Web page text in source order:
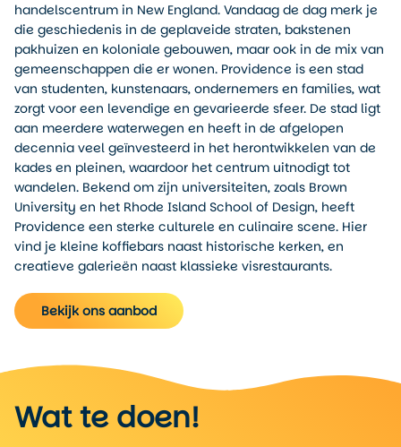
handelscentrum in New England. Vandaag de dag merk je
die geschiedenis in de geplaveide straten, bakstenen
pakhuizen en koloniale gebouwen, maar ook in de mix van
gemeenschappen die er wonen. Providence is een stad
van studenten, kunstenaars, ondernemers en families, wat
zorgt voor een levendige en gevarieerde sfeer. De stad ligt
aan meerdere waterwegen en heeft in de afgelopen
decennia veel geïnvesteerd in het herontwikkelen van de
kades en pleinen, waardoor het centrum uitnodigt tot
wandelen. Bekend om zijn universiteiten, zoals Brown
University en het Rhode Island School of Design, heeft
Providence een sterke culturele en culinaire scene. Hier
vind je kleine koffiebars naast historische kerken, en
creatieve galerieën naast klassieke visrestaurants.
Bekijk ons aanbod
Wat te doen!